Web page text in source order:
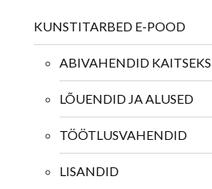
KUNSTITARBED E-POOD
ABIVAHENDID KAITSEKS
LÕUENDID JA ALUSED
TÖÖTLUSVAHENDID
LISANDID